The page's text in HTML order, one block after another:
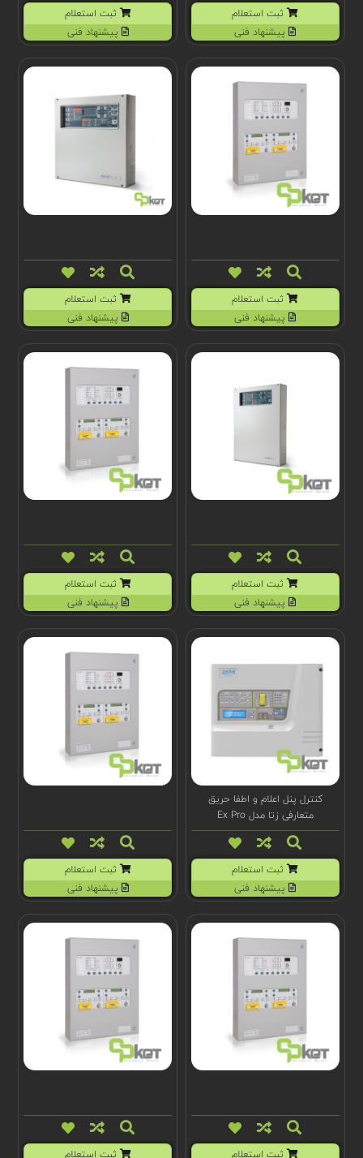
ثبت استعلام
پیشنهاد فنی
ثبت استعلام
پیشنهاد فنی
ثبت استعلام
پیشنهاد فنی
ثبت استعلام
پیشنهاد فنی
ثبت استعلام
پیشنهاد فنی
ثبت استعلام
پیشنهاد فنی
کنترل پنل اعلام و اطفا حریق
متعارفی زتا مدل Ex Pro
ثبت استعلام
پیشنهاد فنی
ثبت استعلام
پیشنهاد فنی
ثبت استعلام ثبت استعلام